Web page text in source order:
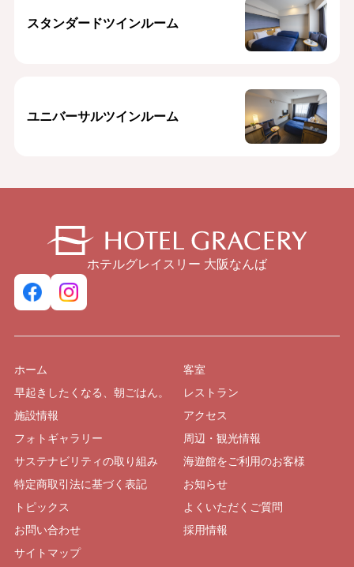
スタンダードツインルーム
ユニバーサルツインルーム
ホテルグレイスリー 大阪なんば
ホーム
客室
早起きしたくなる、朝ごはん。
レストラン
施設情報
アクセス
フォトギャラリー
周辺・観光情報
サステナビリティの取り組み
海遊館をご利用のお客様
特定商取引法に基づく表記
お知らせ
トピックス
よくいただくご質問
お問い合わせ
採用情報
サイトマップ